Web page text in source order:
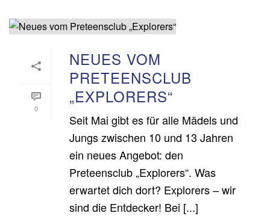
0
NEUES VOM
PRETEENSCLUB
„EXPLORERS“
Seit Mai gibt es für alle Mädels und
Jungs zwischen 10 und 13 Jahren
ein neues Angebot: den
Preteensclub „Explorers“. Was
erwartet dich dort? Explorers – wir
sind die Entdecker! Bei [...]